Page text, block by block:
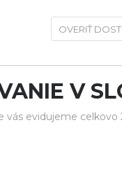
OVERIŤ
V
vás evidujeme